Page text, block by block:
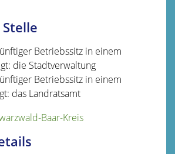
Betriebssitz in einem
die Stadtverwaltung
Betriebssitz in einem
das Landratsamt
Baar-Kreis